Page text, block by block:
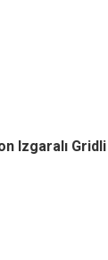
Izgaralı